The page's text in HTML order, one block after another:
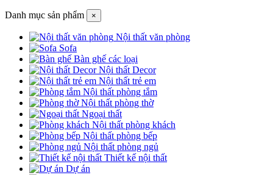
Danh mục sản phẩm ×
Nội thất văn phòng
Sofa
Bàn ghế các loại
Nội thất Decor
Nội thất trẻ em
Nội thất phòng tắm
Nội thất phòng thờ
Ngoại thất
Nội thất phòng khách
Nội thất phòng bếp
Nội thất phòng ngủ
Thiết kế nội thất
Dự án